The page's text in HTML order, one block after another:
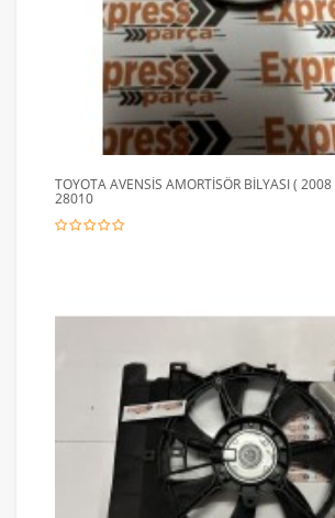
TOYOTA AVENSİS AMORTİSÖR BİLYASI (
28010